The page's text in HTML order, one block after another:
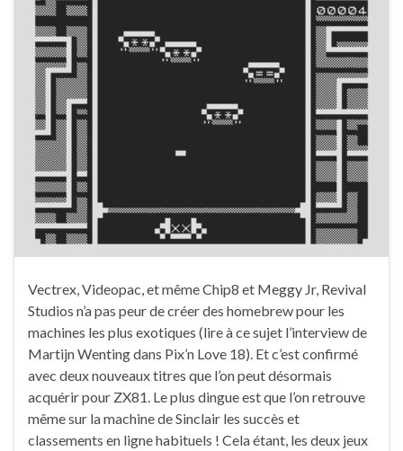
Vectrex, Videopac, et même Chip8 et Meggy Jr, Revival
Studios n’a pas peur de créer des homebrew pour les
machines les plus exotiques (lire à ce sujet l’interview de
Martijn Wenting dans Pix’n Love 18). Et c’est confirmé
avec deux nouveaux titres que l’on peut désormais
acquérir pour ZX81. Le plus dingue est que l’on retrouve
même sur la machine de Sinclair les succès et
classements en ligne habituels ! Cela étant, les deux jeux